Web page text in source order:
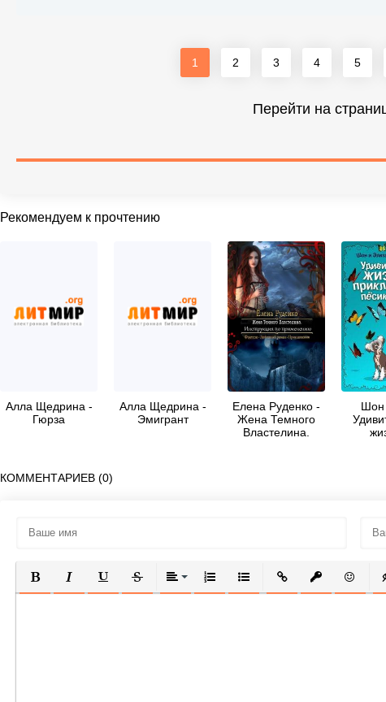
1 2 3 4 5
Перейти на
Рекомендуем к прочтению
Алла Щедрина -
Гюрза
Алла Щедрина -
Эмигрант
Елена Руденко -
Жена Темного
Властелина.
Шон
КОММЕНТАРИЕВ (0)
ПОЛУЖИРНЫЙ
КУРСИВПОДЧЕРКНУТЫЙ
ЗАЧЕРКНУТЫЙВЫРАВНИВАНИЕ
НУМЕРОВАННЫЙ СПИСОК
МАРКИРОВАННЫЙ
ВСТАВИТЬ ССЫЛКУ
ВСТАВИТЬ